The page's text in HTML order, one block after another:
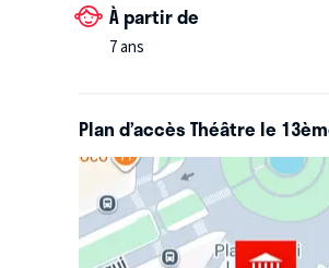
À partir de
7 ans
Plan d’accès Théâtre le